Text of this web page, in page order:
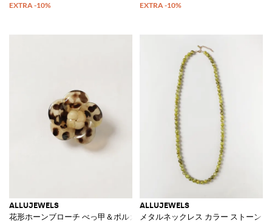
ALLUJEWELS
花形ホーンブローチ べっ甲＆ポルカドット柄
ALLUJEWELS
メタルネックレス カラー ストーン